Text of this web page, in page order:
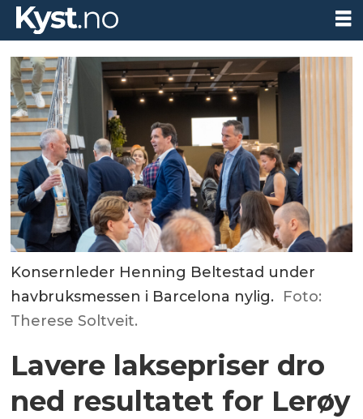
Konsernleder Henning Beltestad under
havbruksmessen i Barcelona nylig. Foto:
Therese Soltveit.
Lavere laksepriser dro
ned resultatet for Lerøy